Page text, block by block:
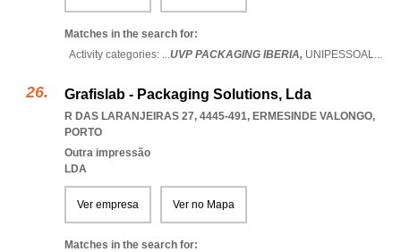
Matches in the search for:
Activity categories: ...UVP PACKAGING IBERIA, UNIPESSOAL...
Grafislab - Packaging Solutions, Lda
R DAS LARANJEIRAS 27, 4445-491, ERMESINDE VALONGO,
PORTO
Outra impressão
LDA
Ver empresa Ver no Mapa
Matches in the search for: